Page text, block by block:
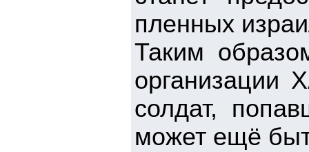
пленных
Таким
организации
солдат,
может ещё